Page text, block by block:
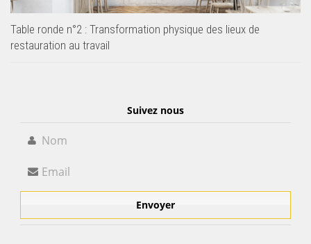
Table ronde n°2 : Transformation physique des lieux de
restauration au travail
Suivez nous